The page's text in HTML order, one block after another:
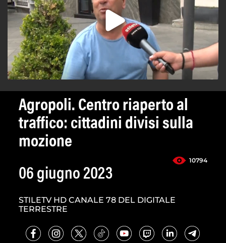
Agropoli. Centro riaperto al
traffico: cittadini divisi sulla
mozione
10794
06 giugno 2023
STILETV HD CANALE 78 DEL DIGITALE
TERRESTRE